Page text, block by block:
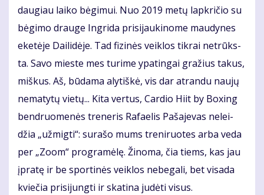
dau­giau lai­ko bė­gi­mui. Nuo 2019 me­tų lap­kri­čio su
bė­gi­mo drau­ge In­gri­da pri­si­jau­ki­no­me mau­dy­nes
eke­tė­je Dai­li­dė­je. Tad fi­zi­nės veik­los tik­rai ne­trūks­
ta. Sa­vo mies­te mes tu­ri­me ypa­tin­gai gra­žius ta­kus,
miš­kus. Aš, bū­da­ma aly­tiš­kė, vis dar at­ran­du nau­jų
ne­ma­ty­tų vie­tų... Ki­ta ver­tus, Car­dio Hi­it by Bo­xing
ben­druo­me­nės tre­ne­ris Ra­fa­e­lis Pa­ša­je­vas ne­lei­
džia „už­mig­ti“: su­ra­šo mums tre­ni­ruo­tes ar­ba ve­da
per „Zo­om“ pro­gra­mė­lę. Ži­no­ma, čia tiems, kas jau
įpra­tę ir be spor­ti­nės veik­los ne­be­ga­li, bet vi­sa­da
kvie­čia pri­si­jung­ti ir ska­ti­na ju­dė­ti vi­sus.